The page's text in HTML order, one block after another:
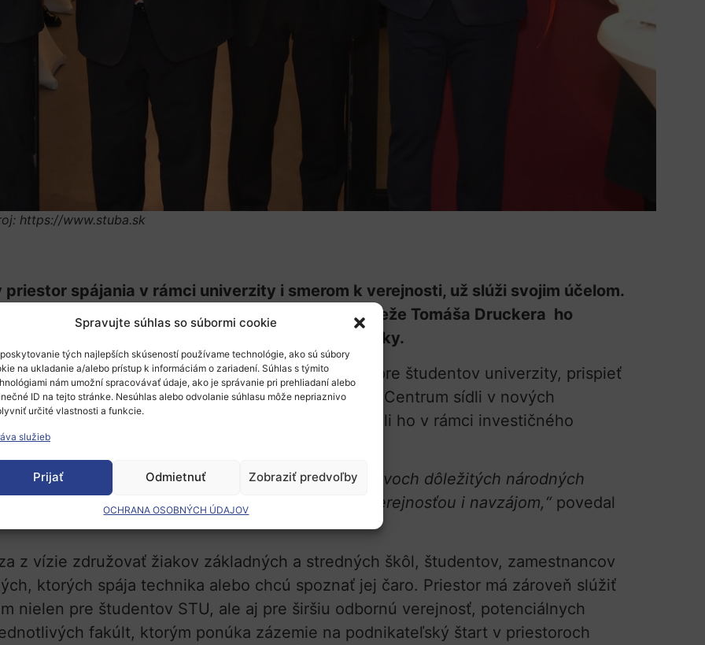
Spravujte súhlas so súbormi cookie
tých najlepších skúseností používame technológie, ako sú súbory
na ukladanie a/alebo prístup k informáciám o zariadení. Súhlas s týmito
nám umožní spracovávať údaje, ako je správanie pri prehliadaní alebo
ID na tejto stránke. Nesúhlas alebo odvolanie súhlasu môže nepriaznivo
určité vlastnosti a funkcie.
služieb
Prijať Odmietnuť Zobraziť predvoľby
OCHRANA OSOBNÝCH ÚDAJOV
https://www.stuba.sk
spájania v rámci univerzity i smerom k verejnosti, už slúži svojim účelom.
a ministra školstva, výskumu, vývoja a mládeže Tomáša Druckera ho
16. septembra 2024 uviedli do prevádzky.
centra STU bolo vytvoriť podnetné prostredie pre študentov univerzity, prispieť
záujmu mladých talentov o štúdium na STU. Centrum sídli v nových
jeho priestory majú celkovo 2 340 m² a vybudovali ho v rámci investičného
v centre hlavného mesta, v tesnej blízkosti dvoch dôležitých národných
naše fakulty. Aj ono by nás malo spájať – s verejnosťou i navzájom,“ povedal
z vízie združovať žiakov základných a stredných škôl, študentov, zamestnancov
ktorých spája technika alebo chcú spoznať jej čaro. Priestor má zároveň slúžiť
nielen pre študentov STU, ale aj pre širšiu odbornú verejnosť, potenciálnych
fakúlt, ktorým ponúka zázemie na podnikateľský štart v priestoroch